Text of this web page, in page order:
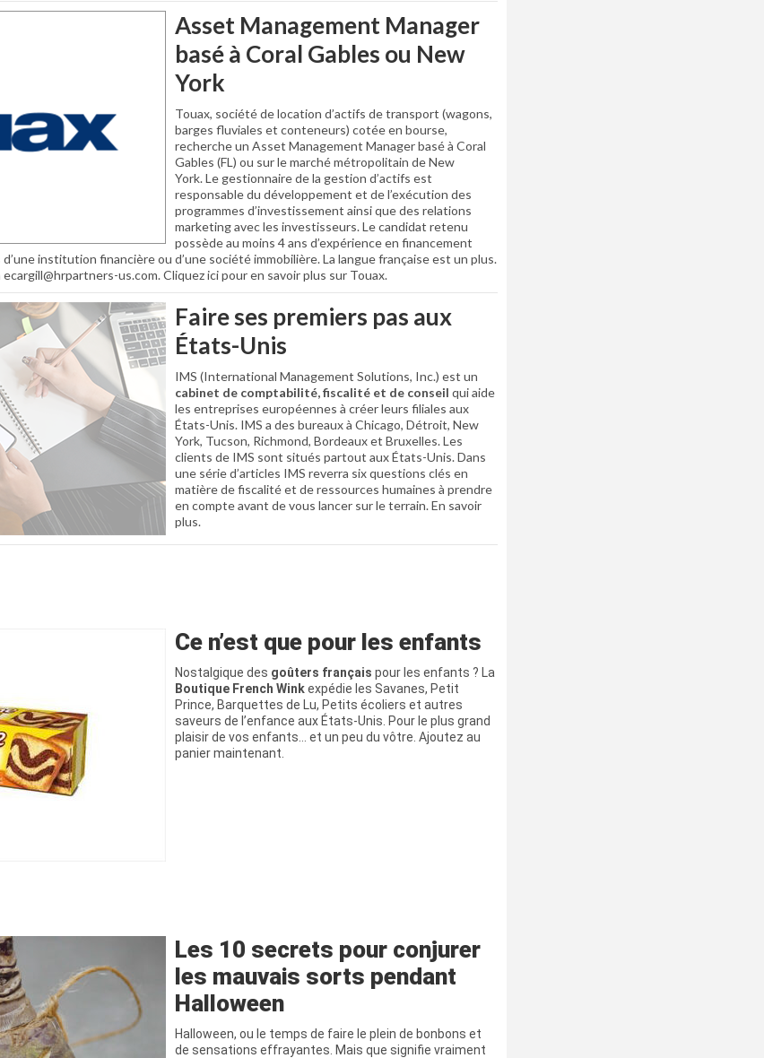
Asset Management Manager
basé à Coral Gables ou New
York
Touax, société de location d’actifs de transport (wagons,
barges fluviales et conteneurs) cotée en bourse,
recherche un Asset Management Manager basé à Coral
Gables (FL) ou sur le marché métropolitain de New
York. Le gestionnaire de la gestion d’actifs est
responsable du développement et de l’exécution des
programmes d’investissement ainsi que des relations
marketing avec les investisseurs. Le candidat retenu
possède au moins 4 ans d’expérience en financement
institution financière ou d’une société immobilière. La langue française est un plus.
us.com. Cliquez ici pour en savoir plus sur Touax.
Faire ses premiers pas aux
États-Unis
IMS (International Management Solutions, Inc.) est un
cabinet de comptabilité, fiscalité et de conseil qui aide
les entreprises européennes à créer leurs filiales aux
États-Unis. IMS a des bureaux à Chicago, Détroit, New
York, Tucson, Richmond, Bordeaux et Bruxelles. Les
clients de IMS sont situés partout aux États-Unis. Dans
une série d’articles IMS reverra six questions clés en
matière de fiscalité et de ressources humaines à prendre
en compte avant de vous lancer sur le terrain. En savoir
plus.
Ce n’est que pour les enfants
Nostalgique des goûters français pour les enfants ? La
Boutique French Winkexpédie les Savanes, Petit
Prince, Barquettes de Lu, Petits écoliers et autres
saveurs de l’enfance aux États-Unis. Pour le plus grand
plaisir de vos enfants… et un peu du vôtre. Ajoutez au
panier maintenant.
Les 10 secrets pour conjurer
les mauvais sorts pendant
Halloween
Halloween, ou le temps de faire le plein de bonbons et
de sensations effrayantes. Mais que signifie vraiment